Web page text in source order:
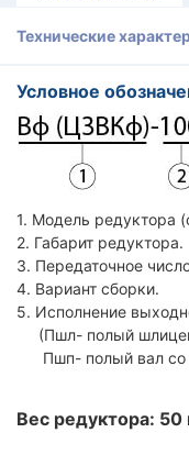
Технические
Условное
1. Модель редуктора
2. Габарит редуктора.
3. Передаточное
4. Вариант сборки.
5. Исполнение
(Пшл- полый
Пшп- полый вал со
Вес редуктора: 50